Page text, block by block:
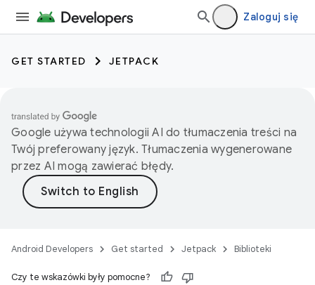
Zaloguj się
GET STARTED JETPACK
Google używa technologii AI do tłumaczenia treści na
Twój preferowany język. Tłumaczenia wygenerowane
przez AI mogą zawierać błędy.
Android Developers Get started Jetpack Biblioteki
Czy te wskazówki były pomocne?